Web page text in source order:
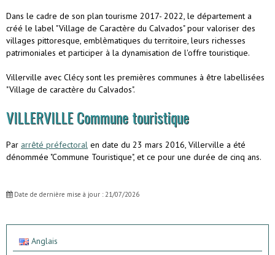
Dans le cadre de son plan tourisme 2017- 2022, le département a
créé le label "Village de Caractère du Calvados" pour valoriser des
villages pittoresque, emblèmatiques du territoire, leurs richesses
patrimoniales et participer à la dynamisation de l'offre touristique.
Villerville avec Clécy sont les premières communes à être labellisées
"Village de caractère du Calvados".
VILLERVILLE Commune touristique
Par arrêté préfectoral en date du 23 mars 2016, Villerville a été
dénommée "Commune Touristique", et ce pour une durée de cinq ans.
Date de dernière mise à jour : 21/07/2026
Anglais